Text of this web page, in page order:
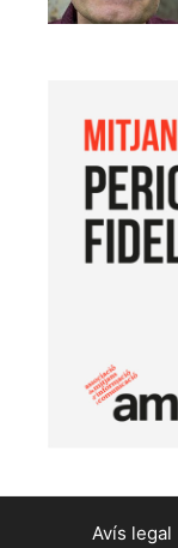
Avís legal